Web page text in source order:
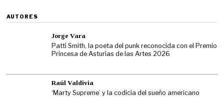
AUTORES
Jorge Vara
Patti Smith, la poeta del punk reconocida con el Premio
Princesa de Asturias de las Artes 2026
Raúl Valdivia
‘Marty Supreme’ y la codicia del sueño americano